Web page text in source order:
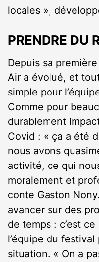
locales »,
PRENDRE DU
Depuis sa
Air a évolué, et
simple pour
Comme pour
durablement
Covid : « ça a été
nous avons
activité, ce qui
moralement et
conte Gaston
avancer sur des
de temps : c’est
l’équipe du
situation. « On a